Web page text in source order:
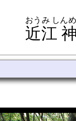
近江
おうみ しん